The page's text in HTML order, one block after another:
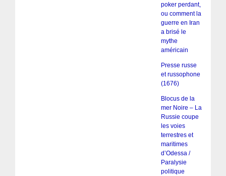
poker perdant,
ou comment la
guerre en Iran
a brisé le
mythe
américain
Presse russe
et russophone
(1676)
Blocus de la
mer Noire – La
Russie coupe
les voies
terrestres et
maritimes
d’Odessa /
Paralysie
politique